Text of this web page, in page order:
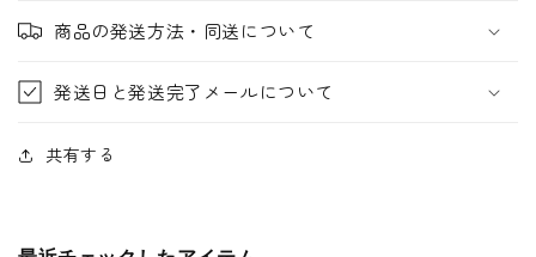
商品の発送方法・同送について
発送日と発送完了メールについて
共有する